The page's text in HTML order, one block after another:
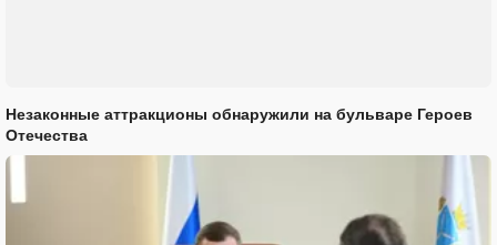
Незаконные аттракционы обнаружили на бульваре Героев
Отечества